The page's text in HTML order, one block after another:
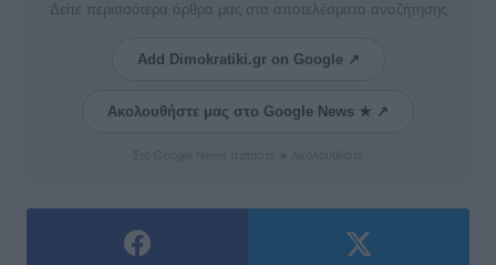
Δείτε περισσότερα άρθρα μας στα αποτελέσματα αναζήτησης
Add Dimokratiki.gr on Google ↗
Ακολουθήστε μας στο Google News ★ ↗